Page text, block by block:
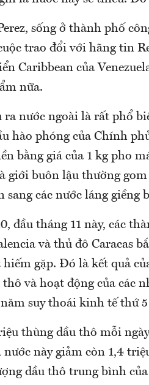
sống ở thành phố
trao đổi với hãng tin
Caribbean của
nữa.
nước ngoài là rất phổ
hào phóng của Chính
bằng giá của 1 kg pho
giới buôn lậu thường gom
sang các nước láng giềng
đầu tháng 11 này, các
và thủ đô Caracas
gặp. Đó là kết quả
và hoạt động của các
suy thoái kinh tế thứ
thùng dầu thô mỗi
này giảm còn 1,4
dầu thô trung bình